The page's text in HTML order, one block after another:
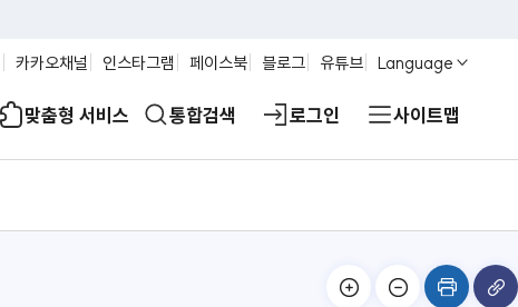
카카오채널 인스타그램 페이스북 블로그 유튜브 Language
맞춤형 서비스 통합검색 로그인 사이트맵